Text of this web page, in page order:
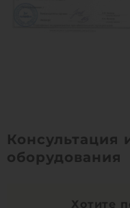
Консультация
оборудования
Хотите